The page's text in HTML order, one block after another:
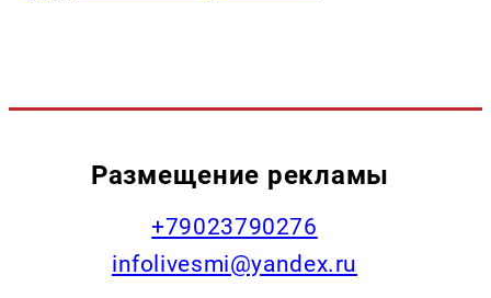
Размещение рекламы
+79023790276
infolivesmi@yandex.ru